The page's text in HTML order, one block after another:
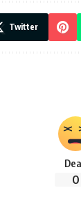
Twitter
0